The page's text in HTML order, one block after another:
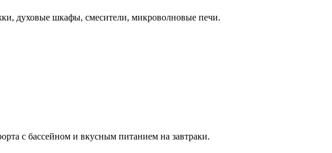
духовые шкафы, смесители, микроволновые печи.
с бассейном и вкусным питанием на завтраки.